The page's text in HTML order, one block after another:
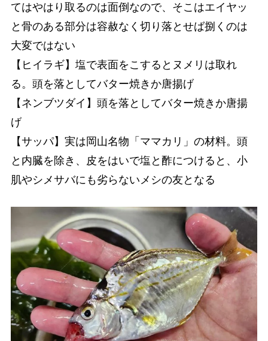
てはやはり取るのは面倒なので、そこはエイヤッ
と骨のある部分は容赦なく切り落とせば捌くのは
大変ではない
【ヒイラギ】塩で表面をこするとヌメリは取れ
る。頭を落としてバター焼きか唐揚げ
【ネンブツダイ】頭を落としてバター焼きか唐揚
げ
【サッパ】実は岡山名物「ママカリ」の材料。頭
と内臓を除き、皮をはいで塩と酢につけると、小
肌やシメサバにも劣らないメシの友となる